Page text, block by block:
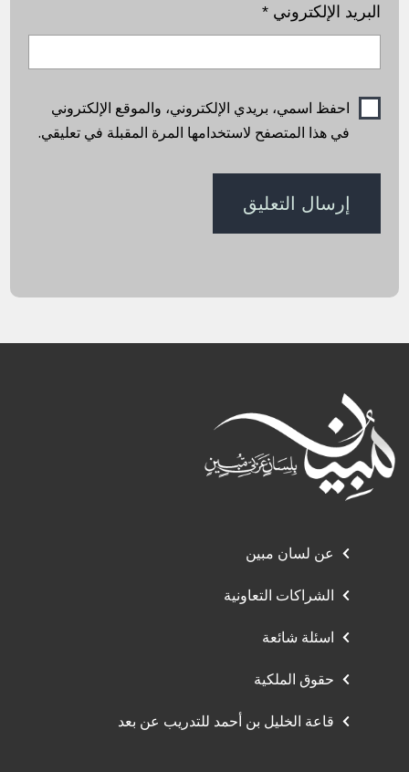
البريد الإلكتروني*
احفظ اسمي، بريدي الإلكتروني، والموقع الإلكتروني
في هذا المتصفح لاستخدامها المرة المقبلة في تعليقي.
عن لسان مبين
الشراكات التعاونية
اسئلة شائعة
حقوق الملكية
قاعة الخليل بن أحمد للتدريب عن بعد